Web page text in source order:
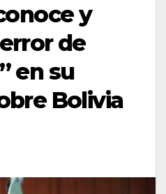
y
de
en su
Bolivia